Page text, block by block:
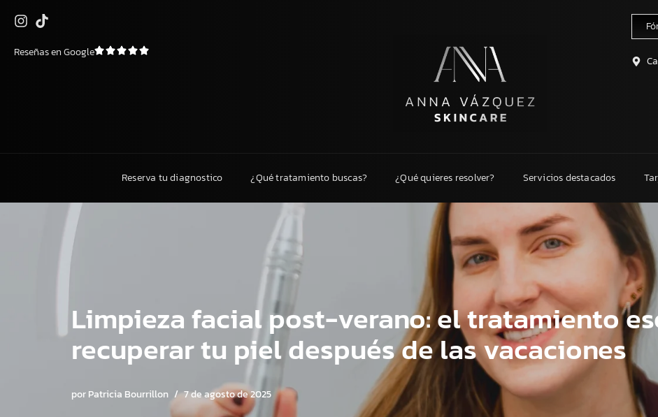
al
Reseñas en Google
Reserva tu diagnostico ¿Qué tratamiento buscas? ¿Qué quieres resolver? Servicios destacados
Limpieza facial post-verano: el tratamiento
recuperar tu piel después de las vacaciones
porPatricia Bourrillon 7 de agosto de 2025